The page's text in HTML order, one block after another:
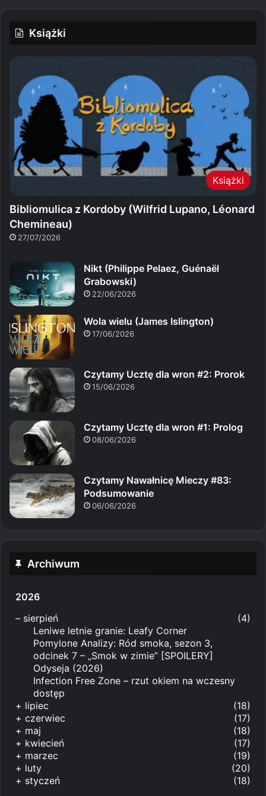
Książki
Książki
Bibliomulica z Kordoby (Wilfrid Lupano, Léonard
Chemineau)
27/07/2026
Nikt (Philippe Pelaez, Guénaël
Grabowski)
22/06/2026
Wola wielu (James Islington)
17/06/2026
Czytamy Ucztę dla wron #2: Prorok
15/06/2026
Czytamy Ucztę dla wron #1: Prolog
08/06/2026
Czytamy Nawałnicę Mieczy #83:
Podsumowanie
06/06/2026
Archiwum
2026
– sierpień
(4)
Leniwe letnie granie: Leafy Corner
Pomylone Analizy: Ród smoka, sezon 3,
odcinek 7 – „Smok w zimie” [SPOILERY]
Odyseja (2026)
Infection Free Zone – rzut okiem na wczesny
dostęp
+ lipiec
(18)
+ czerwiec
(17)
+ maj
(18)
+ kwiecień
(17)
+ marzec
(19)
+ luty
(20)
+ styczeń
(18)